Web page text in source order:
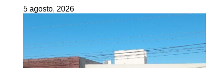
5 agosto, 2026